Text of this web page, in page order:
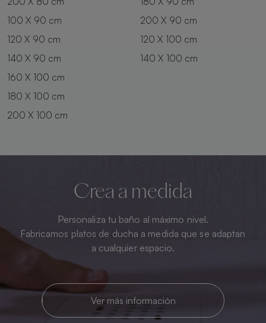
100 X 90 cm
120 X 90 cm
140 X 90 cm
200 X 90 cm
120 X 100 cm
140 X 100 cm
160 X 100 cm
180 X 100 cm
200 X 100 cm
Crea a medida
Personaliza tu baño al máximo nivel.
Fabricamos platos de ducha a medida que se adaptan
a cualquier espacio.
Ver más información